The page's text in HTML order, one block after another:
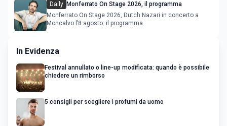
Daily Monferrato On Stage 2026, il programma
Monferrato On Stage 2026, Dutch Nazari in concerto a
Moncalvo l’8 agosto: il programma
In Evidenza
Festival annullato o line-up modificata: quando è possibile
chiedere un rimborso
5 consigli per scegliere i profumi da uomo